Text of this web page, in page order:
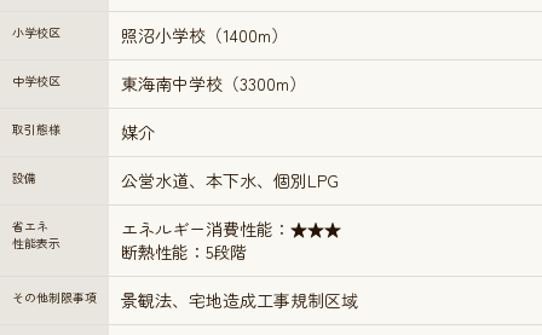
小学校区 照沼小学校（1400m）
中学校区 東海南中学校（3300m）
取引態様 媒介
設備 公営水道、本下水、個別LPG
省エネ
性能表示
エネルギー消費性能：★★★
断熱性能：5段階
その他制限事項 景観法、宅地造成工事規制区域